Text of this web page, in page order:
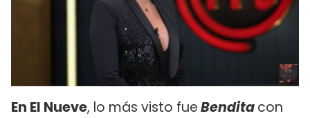
En El Nueve, lo más visto fueBenditacon